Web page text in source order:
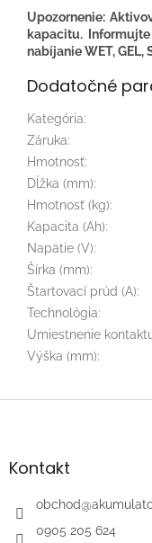
Upozornenie:
kapacitu.
nabíjanie WET, GEL,
Dodatočné
Kategória:
Záruka:
Hmotnosť:
Dĺžka (mm):
Hmotnosť (kg):
Kapacita (Ah):
Napätie (V):
Šírka (mm):
Štartovací prúd (A):
Technológia:
Umiestnenie
Výška (mm):
Z
äKontakt
obchod@
0905 205 624